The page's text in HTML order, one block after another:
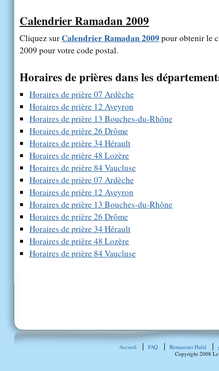
Calendrier Ramadan 2009
Cliquez sur Calendrier Ramadan 2009pour obtenir le
2009 pour votre code postal.
Horaires de prières dans les
Horaires de prière 07 Ardèche
Horaires de prière 12 Aveyron
Horaires de prière 13 Bouches-du-Rhône
Horaires de prière 26 Drôme
Horaires de prière 34 Hérault
Horaires de prière 48 Lozère
Horaires de prière 84 Vaucluse
Horaires de prière 07 Ardèche
Horaires de prière 12 Aveyron
Horaires de prière 13 Bouches-du-Rhône
Horaires de prière 26 Drôme
Horaires de prière 34 Hérault
Horaires de prière 48 Lozère
Horaires de prière 84 Vaucluse
Accueil FAQ Restaurant Halal
Copyright 2008